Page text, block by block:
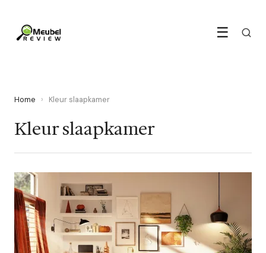
☰
Home › Kleur slaapkamer
Kleur slaapkamer